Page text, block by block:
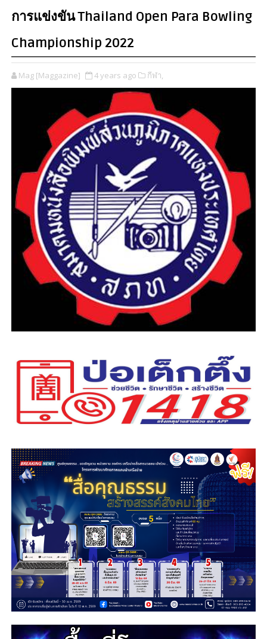
การแข่งขัน Thailand Open Para Bowling
Championship 2022
Mag [Maggazine] 4 years ago กีฬา,